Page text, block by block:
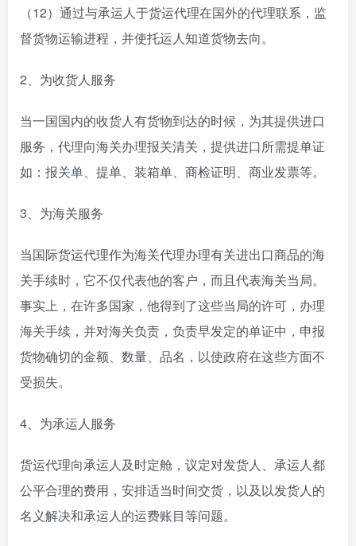
（12）通过与承运人于货运代理在国外的代理联系，监
督货物运输进程，并使托运人知道货物去向。
2、为收货人服务
当一国国内的收货人有货物到达的时候，为其提供进口
服务，代理向海关办理报关清关，提供进口所需提单证
如：报关单、提单、装箱单、商检证明、商业发票等。
3、为海关服务
当国际货运代理作为海关代理办理有关进出口商品的海
关手续时，它不仅代表他的客户，而且代表海关当局。
事实上，在许多国家，他得到了这些当局的许可，办理
海关手续，并对海关负责，负责早发定的单证中，申报
货物确切的金额、数量、品名，以使政府在这些方面不
受损失。
4、为承运人服务
货运代理向承运人及时定舱，议定对发货人、承运人都
公平合理的费用，安排适当时间交货，以及以发货人的
名义解决和承运人的运费账目等问题。